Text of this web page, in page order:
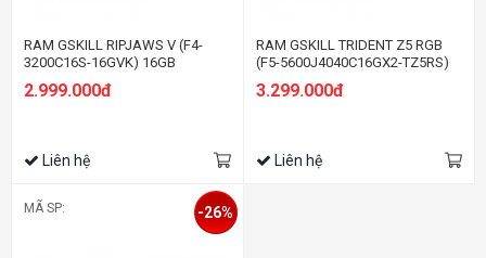
RAM GSKILL RIPJAWS V (F4-
3200C16S-16GVK) 16GB
(1X16GB) DDR4 3200MHZ
2.999.000đ
Liên hệ
RAM GSKILL TRIDENT Z5 RGB
(F5-5600J4040C16GX2-TZ5RS)
32G (2X16B) DDR5 5600MHZ
3.299.000đ
Liên hệ
MÃ SP: -26%